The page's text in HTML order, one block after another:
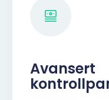
Avansert